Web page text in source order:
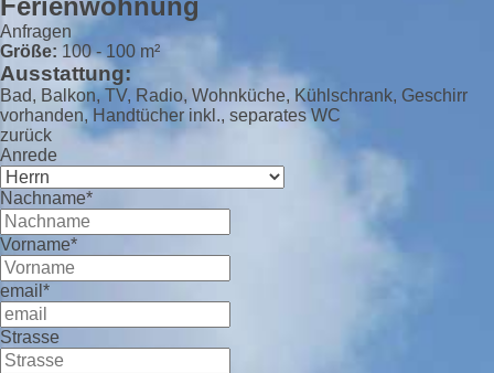
Ferienwohnung
Anfragen
Größe: 100 - 100 m²
Ausstattung:
Bad, Balkon, TV, Radio, Wohnküche, Kühlschrank, Geschirr
vorhanden, Handtücher inkl., separates WC
zurück
Anrede
Nachname*
Vorname*
email*
Strasse